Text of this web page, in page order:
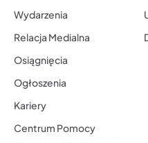
Wydarzenia
Relacja Medialna
Osiągnięcia
Ogłoszenia
Kariery
Centrum Pomocy